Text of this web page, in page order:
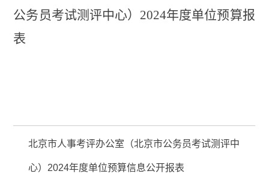
公务员考试测评中心） 2024年度单位预算报
表
北京市人事考评办公室（北京市公务员考试测评中
心）2024年度单位预算信息公开报表